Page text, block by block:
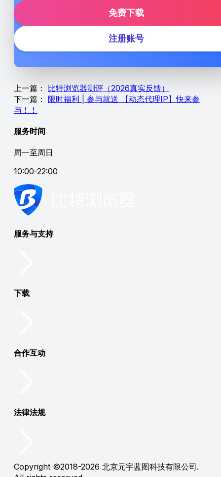
免费下载
注册账号
上一篇： 比特浏览器测评（2026真实反馈）
下一篇： 限时福利 | 参与就送 【动态代理IP】快来参
与！！
服务时间
周一至周日
10:00-22:00
服务与支持
下载
合作互动
法律法规
Copyright ©2018-2026 北京元宇蓝图科技有限公司.